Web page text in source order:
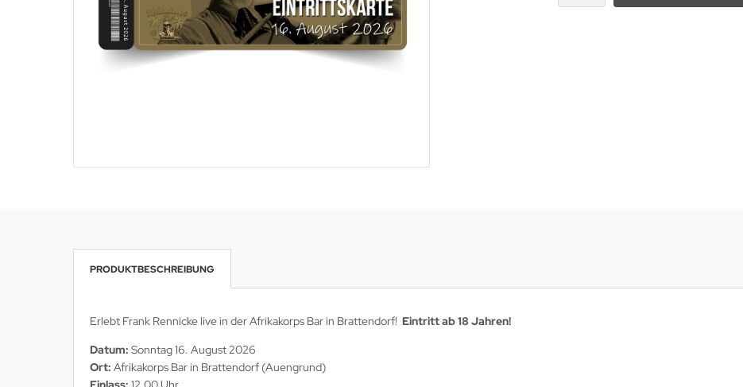
PRODUKTBESCHREIBUNG
Erlebt Frank Rennicke live in der Afrikakorps Bar in Brattendorf! Eintritt ab 18 Jahren!
Datum: Sonntag 16. August 2026
Ort: Afrikakorps Bar in Brattendorf (Auengrund)